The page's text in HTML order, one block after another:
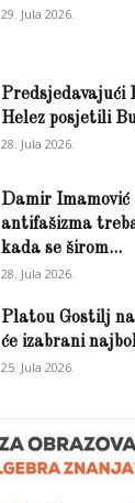
29. Jula 2026.
Predsjedavajući
Helez posjetili
28. Jula 2026.
Damir
antifašizma
kada se širom...
28. Jula 2026.
Platou Gostilj
će izabrani
25. Jula 2026.